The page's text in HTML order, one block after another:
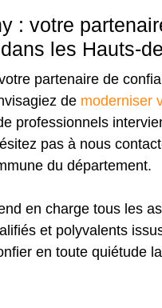
: votre
les Hauts-
partenaire de
de moderniser
professionnels
pas à nous
du département.
en charge tous les
et polyvalents
en toute quiétude